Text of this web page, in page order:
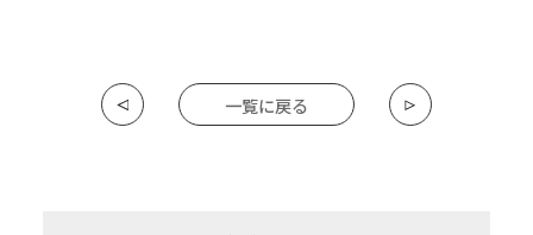
一覧に戻る